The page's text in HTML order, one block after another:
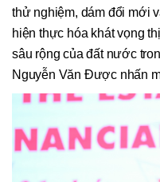
thử nghiệm, dám đổi mới
hiện thực hóa khát vọng
sâu rộng của đất nước
Nguyễn Văn Được nhấn